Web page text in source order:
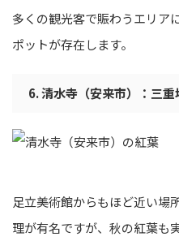
多くの観光客で賑わうエリア
ポットが存在します。
6. 清水寺（安来市）：三
足立美術館からもほど近い場
理が有名ですが、秋の紅葉も